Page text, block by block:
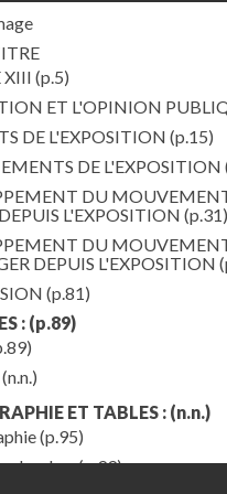
XIII (p.5)
ET L'OPINION
DE L'EXPOSITION (p.15)
DE L'EXPOSITION
DU
L'EXPOSITION (p.31)
DU
DEPUIS L'EXPOSITION
(p.81)
: (p.89)
(n.n.)
ET TABLES : (n.n.)
(p.95)
planches(p.99)